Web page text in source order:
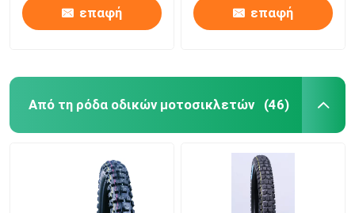
επαφή επαφή
Από τη ρόδα οδικών μοτοσικλετών (46)